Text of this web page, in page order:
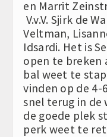
en Marrit
V.v.V. Sjirk de
Veltman,
Idsardi. Het is
open te breken
bal weet te
vinden op de 4-
snel terug in de
de goede plek
perk weet te